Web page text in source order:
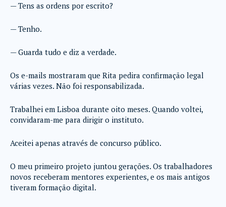
— Tens as ordens por escrito?
— Tenho.
— Guarda tudo e diz a verdade.
Os e-mails mostraram que Rita pedira confirmação legal
várias vezes. Não foi responsabilizada.
Trabalhei em Lisboa durante oito meses. Quando voltei,
convidaram-me para dirigir o instituto.
Aceitei apenas através de concurso público.
O meu primeiro projeto juntou gerações. Os trabalhadores
novos receberam mentores experientes, e os mais antigos
tiveram formação digital.